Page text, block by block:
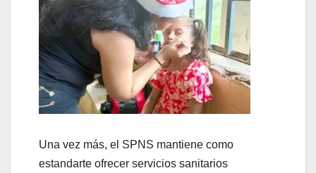
Una vez más, el SPNS mantiene como
estandarte ofrecer servicios sanitarios